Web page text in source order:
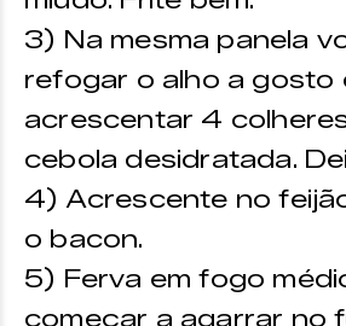
3) Na mesma panela
refogar o alho a gosto
acrescentar 4
cebola desidratada.
4) Acrescente no
o bacon.
5) Ferva em fogo
começar a agarrar no